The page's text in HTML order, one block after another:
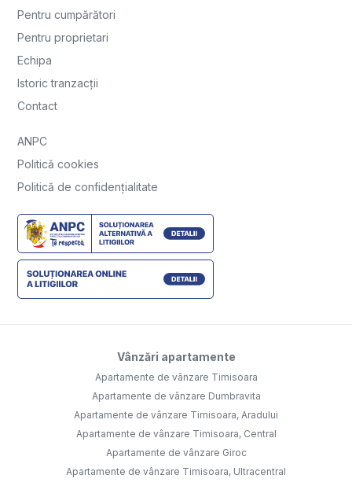
Pentru cumpărători
Pentru proprietari
Echipa
Istoric tranzacții
Contact
ANPC
Politică cookies
Politică de confidențialitate
Vânzări apartamente
Apartamente de vânzare Timisoara
Apartamente de vânzare Dumbravita
Apartamente de vânzare Timisoara, Aradului
Apartamente de vânzare Timisoara, Central
Apartamente de vânzare Giroc
Apartamente de vânzare Timisoara, Ultracentral